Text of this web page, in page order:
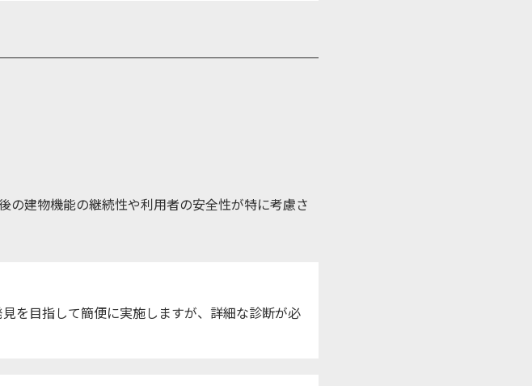
の建物機能の継続性や利用者の安全性が特に考慮さ
を目指して簡便に実施しますが、詳細な診断が必